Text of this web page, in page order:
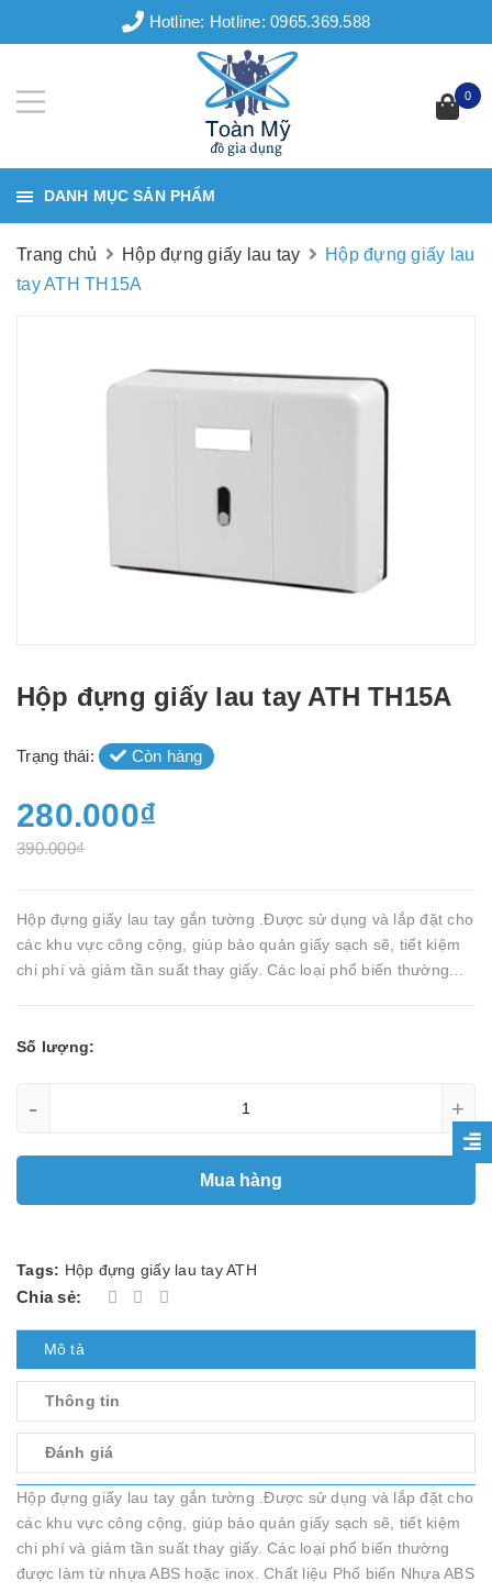
Hotline: Hotline: 0965.369.588
0
DANH MỤC SẢN PHẨM
Trang chủ Hộp đựng giấy lau tay
Hộp đựng giấy lau
tay ATH TH15A
Hộp đựng giấy lau tay ATH TH15A
Trạng thái: Còn hàng
280.000₫
390.000₫
Hộp đựng giấy lau tay gắn tường .Được sử dụng và lắp đặt cho
các khu vực công cộng, giúp bảo quản giấy sạch sẽ, tiết kiệm
chi phí và giảm tần suất thay giấy. Các loại phổ biến thường...
Số lượng:
- +
Mua hàng
Tags: Hộp đựng giấy lau tay ATH
Chia sẻ:
Mô tả
Thông tin
Đánh giá
Hộp đựng giấy lau tay gắn tường .Được sử dụng và lắp đặt cho
các khu vực công cộng, giúp bảo quản giấy sạch sẽ, tiết kiệm
chi phí và giảm tần suất thay giấy. Các loại phổ biến thường
được làm từ nhựa ABS hoặc inox. Chất liệu Phổ biến Nhựa ABS